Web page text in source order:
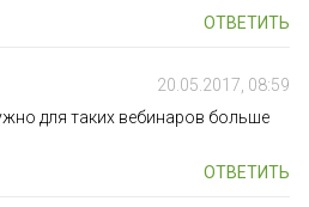
ОТВЕТИТЬ
20.05.2017, 08:59
для таких вебинаров больше
ОТВЕТИТЬ